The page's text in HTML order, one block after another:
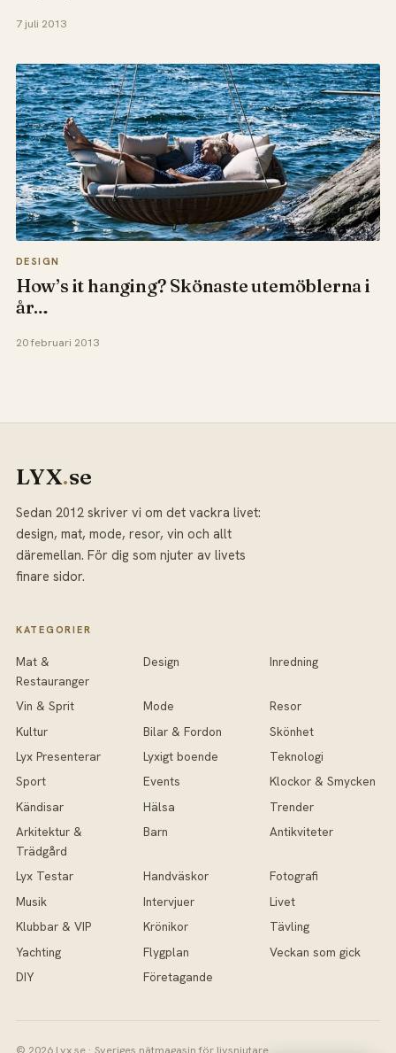
7 juli 2013
DESIGN
How’s it hanging? Skönaste utemöblerna i
år…
20 februari 2013
LYX.se
Sedan 2012 skriver vi om det vackra livet:
design, mat, mode, resor, vin och allt
däremellan. För dig som njuter av livets
finare sidor.
KATEGORIER
Mat &
Restauranger
Design Inredning
Vin & Sprit Mode
Resor
Kultur
Bilar & Fordon
Skönhet
Lyx Presenterar
Lyxigt boende
Teknologi
Sport
Events
Klockor & Smycken
Kändisar
Hälsa
Trender
Arkitektur &
Trädgård
Barn Antikviteter
Lyx Testar Handväskor
Fotografi
Musik
Intervjuer
Livet
Klubbar & VIP
Krönikor
Tävling
Yachting
Flygplan
Veckan som gick
DIY
Företagande